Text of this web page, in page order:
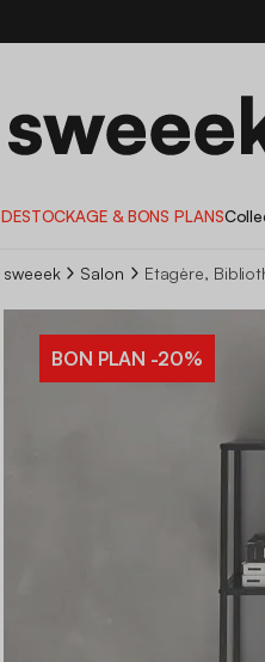
DESTOCKAGE & BONS PLANS
sweeek Salon Etagère,
BON PLAN -20%